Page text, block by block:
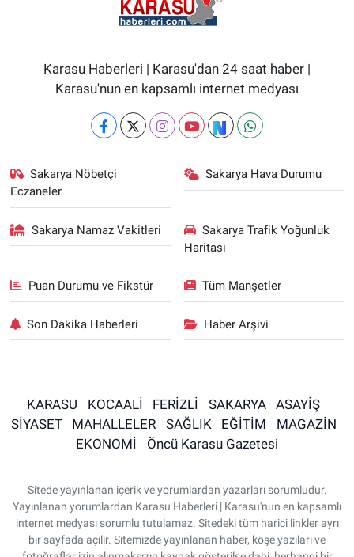
Karasu Haberleri | Karasu'dan 24 saat haber |
Karasu'nun en kapsamlı internet medyası
Sakarya Nöbetçi
Eczaneler
Sakarya Hava Durumu
Sakarya Namaz Vakitleri
Sakarya Trafik Yoğunluk
Haritası
Puan Durumu ve Fikstür Tüm Manşetler
Son Dakika Haberleri Haber Arşivi
KARASU KOCAALİ FERİZLİ SAKARYA
ASAYİŞ
SİYASET
MAHALLELER SAĞLIK EĞİTİM
MAGAZİN
EKONOMİ
Öncü Karasu Gazetesi
Sitede yayınlanan içerik ve yorumlardan yazarları sorumludur.
Yayınlanan yorumlardan Karasu Haberleri | Karasu'nun en kapsamlı
internet medyası sorumlu tutulamaz. Sitedeki tüm harici linkler ayrı
bir sayfada açılır. Sitemizde yayınlanan haber, köşe yazıları ve